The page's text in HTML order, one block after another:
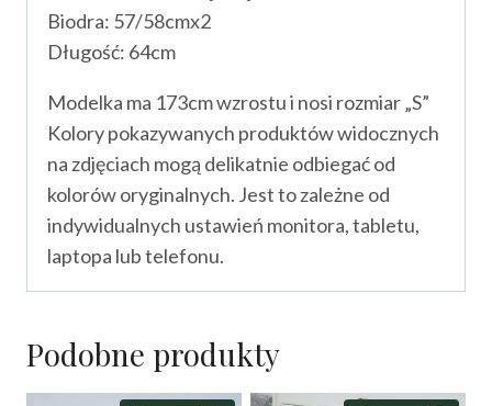
Biodra: 57/58cmx2
Długość: 64cm
Modelka ma 173cm wzrostu i nosi rozmiar „S”
Kolory pokazywanych produktów widocznych
na zdjęciach mogą delikatnie odbiegać od
kolorów oryginalnych. Jest to zależne od
indywidualnych ustawień monitora, tabletu,
laptopa lub telefonu.
Podobne produkty